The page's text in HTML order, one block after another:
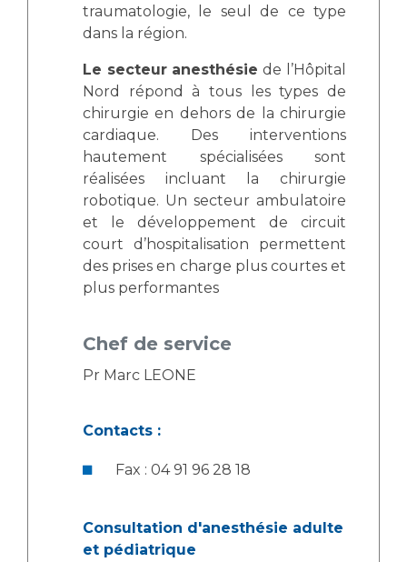
Qualité
Nos indicateurs qualité et de sécurité des soins
Protection des données
Sécurité
Les recherches en santé à l’AP-HM
Lieu de santé sans tabac
traumatologie, le seul de ce type
dans la région.
Le secteur anesthésie de l’Hôpital
Nord répond à tous les types de
chirurgie en dehors de la chirurgie
cardiaque. Des interventions
hautement spécialisées sont
réalisées incluant la chirurgie
robotique. Un secteur ambulatoire
et le développement de circuit
court d’hospitalisation permettent
des prises en charge plus courtes et
plus performantes
Chef de service
Pr Marc LEONE
Contacts :
Fax : 04 91 96 28 18
Consultation d'anesthésie adulte
et pédiatrique